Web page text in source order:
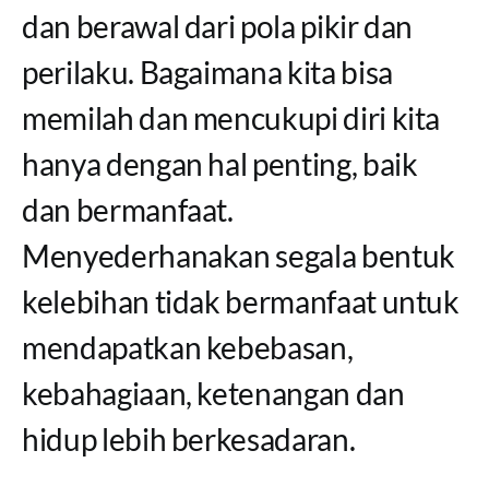
dan berawal dari pola pikir dan
perilaku. Bagaimana kita bisa
memilah dan mencukupi diri kita
hanya dengan hal penting, baik
dan bermanfaat.
Menyederhanakan segala bentuk
kelebihan tidak bermanfaat untuk
mendapatkan kebebasan,
kebahagiaan, ketenangan dan
hidup lebih berkesadaran.